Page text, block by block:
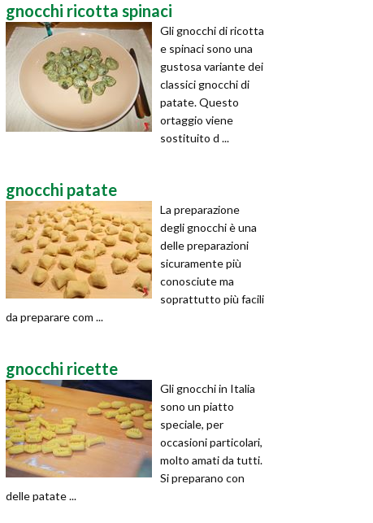
gnocchi ricotta spinaci
Gli gnocchi di ricotta
e spinaci sono una
gustosa variante dei
classici gnocchi di
patate. Questo
ortaggio viene
sostituito d ...
gnocchi patate
La preparazione
degli gnocchi è una
delle preparazioni
sicuramente più
conosciute ma
soprattutto più facili
da preparare com ...
gnocchi ricette
Gli gnocchi in Italia
sono un piatto
speciale, per
occasioni particolari,
molto amati da tutti.
Si preparano con
delle patate ...